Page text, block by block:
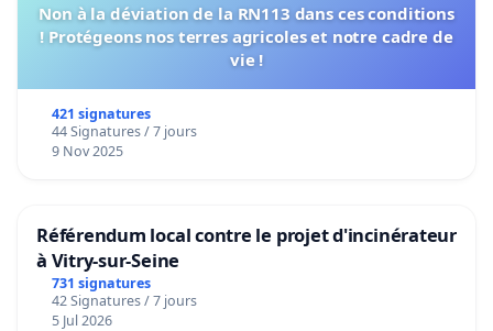
Non à la déviation de la RN113 dans ces conditions
! Protégeons nos terres agricoles et notre cadre de
vie !
421 signatures
44 Signatures / 7 jours
9 Nov 2025
Référendum local contre le projet d'incinérateur
à Vitry-sur-Seine
731 signatures
42 Signatures / 7 jours
5 Jul 2026